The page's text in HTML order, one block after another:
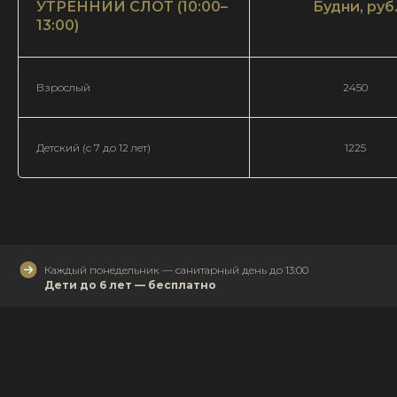
УТРЕННИЙ СЛОТ (10:00–
13:00)
Будни, руб.
Взрослый 2450
Детский (с 7 до 12 лет) 1225
Каждый понедельник — санитарный день до 13:00
Дети до 6 лет — бесплатно